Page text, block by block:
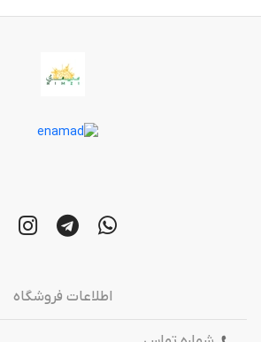
اطلاعات فروشگاه